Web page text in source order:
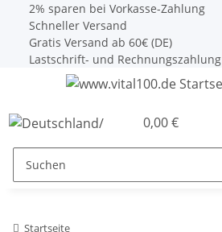
2% sparen bei Vorkasse-Zahlung
Schneller Versand
Gratis Versand ab 60€ (DE)
Lastschrift- und Rechnungszahlung
0,00 €
Startseite